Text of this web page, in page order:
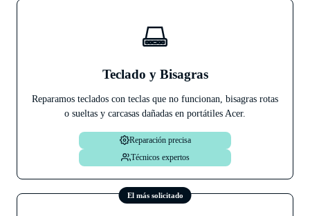
cargaba, me ha atendido Andrés de forma increíble y
en menos de 1h me lo has cambiado y ya funciona
perfectamente. Sin dudas cuando me pase algo,
Teclado y Bisagras
Reparamos teclados con teclas que no funcionan, bisagras rotas
o sueltas y carcasas dañadas en portátiles Acer.
Reparación precisa
Técnicos expertos
El más solicitado